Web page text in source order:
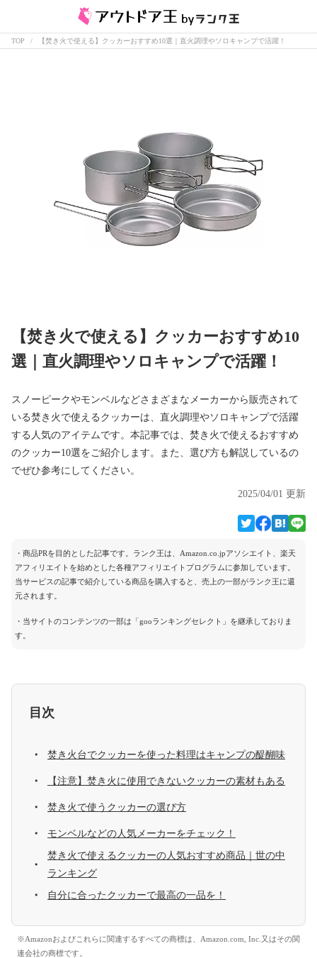
TOP 【焚き火で使える】クッカーおすすめ10選｜直火調理やソロキャンプで活躍！
【焚き火で使える】クッカーおすすめ10
選｜直火調理やソロキャンプで活躍！
スノーピークやモンベルなどさまざまなメーカーから販売されて
いる焚き火で使えるクッカーは、直火調理やソロキャンプで活躍
する人気のアイテムです。本記事では、焚き火で使えるおすすめ
のクッカー10選をご紹介します。また、選び方も解説しているの
でぜひ参考にしてください。
2025/04/01 更新
・商品PRを目的とした記事です。ランク王は、Amazon.co.jpアソシエイト、楽天
アフィリエイトを始めとした各種アフィリエイトプログラムに参加しています。
当サービスの記事で紹介している商品を購入すると、売上の一部がランク王に還
元されます。
・当サイトのコンテンツの一部は「gooランキングセレクト」を継承しておりま
す。
目次
焚き火台でクッカーを使った料理はキャンプの醍醐味
【注意】焚き火に使用できないクッカーの素材もある
焚き火で使うクッカーの選び方
モンベルなどの人気メーカーをチェック！
焚き火で使えるクッカーの人気おすすめ商品｜世の中
ランキング
自分に合ったクッカーで最高の一品を！
※Amazonおよびこれらに関連するすべての商標は、Amazon.com, Inc.又はその関
連会社の商標です。